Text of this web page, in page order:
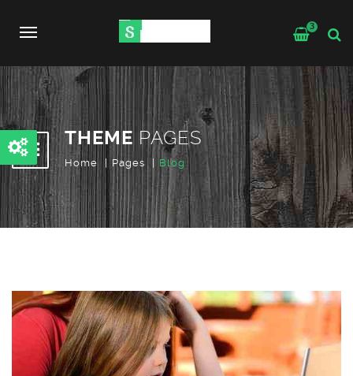
Toggle
3
THEME PAGES
Home Pages Blog